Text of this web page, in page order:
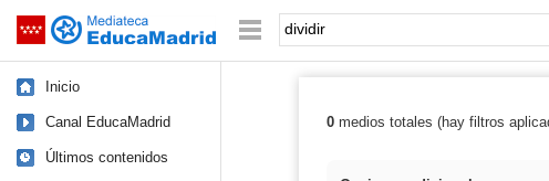
Saltar navegación Palabra o frase:
Inicio
Canal EducaMadrid
Últimos contenidos
Resultados de:
0medios totales (hay filtros